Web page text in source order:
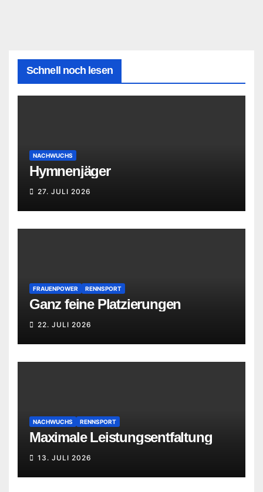
Schnell noch lesen
NACHWUCHS
Hymnenjäger
27. JULI 2026
FRAUENPOWER RENNSPORT
Ganz feine Platzierungen
22. JULI 2026
NACHWUCHS RENNSPORT
Maximale Leistungsentfaltung
13. JULI 2026